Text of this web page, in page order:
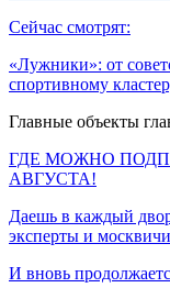
Сейчас смотрят:
«Лужники»: от
спортивному
Главные объекты
ГДЕ МОЖНО
АВГУСТА!
Даешь в каждый
эксперты и москвичи
И вновь